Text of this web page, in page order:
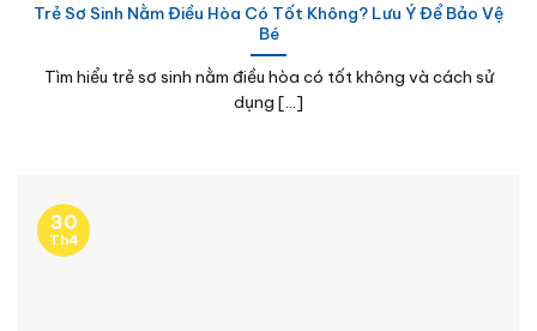
Trẻ Sơ Sinh Nằm Điều Hòa Có Tốt Không? Lưu Ý Để Bảo Vệ
Bé
Tìm hiểu trẻ sơ sinh nằm điều hòa có tốt không và cách sử
dụng [...]
30
Th4